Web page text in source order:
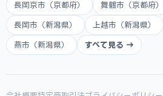
長岡京市（京都府） 舞鶴市（京都府）
長岡市（新潟県） 上越市（新潟県）
燕市（新潟県） すべて見る →